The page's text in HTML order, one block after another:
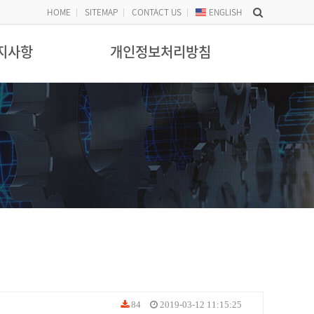
HOME SITEMAP CONTACT US ENGLISH
사항 개인정보처리방침
84 2019-03-12 11:15:25